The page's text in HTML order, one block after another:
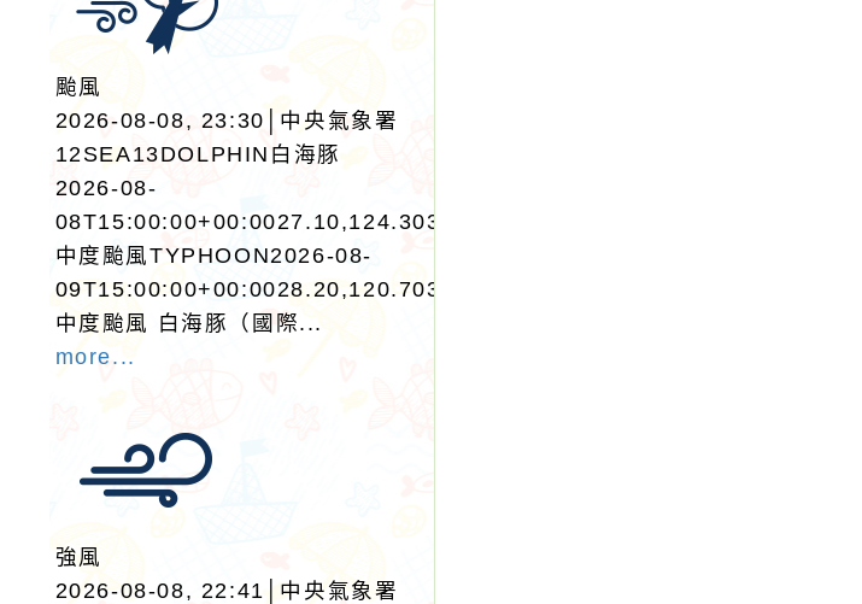
颱風
2026-08-08, 23:30│中央氣象署
12SEA13DOLPHIN白海豚
2026-08-
08T15:00:00+00:0027.10,124.303545962250
中度颱風TYPHOON2026-08-
09T15:00:00+00:0028.20,120.703038975200
中度颱風 白海豚（國際...
more...
強風
2026-08-08, 22:41│中央氣象署